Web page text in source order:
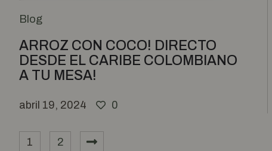
Blog
ARROZ CON COCO! DIRECTO
DESDE EL CARIBE COLOMBIANO
A TU MESA!
abril 19, 2024 0
1 2